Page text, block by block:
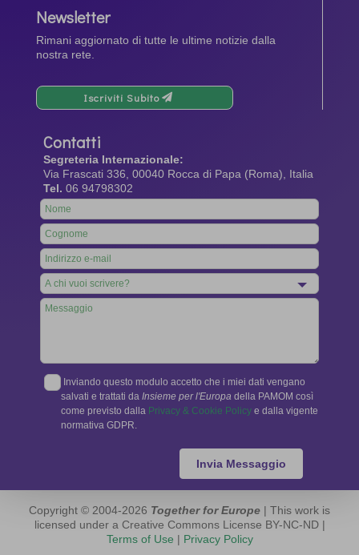
Newsletter
Rimani aggiornato di tutte le ultime notizie dalla
nostra rete.
Iscriviti Subito
Contatti
Segreteria Internazionale:
Via Frascati 336, 00040 Rocca di Papa (Roma), Italia
Tel. 06 94798302
Leave
this
field
blank
Inviando questo modulo accetto che i miei dati vengano
salvati e trattati da Insieme per l'Europa della PAMOM così
come previsto dalla Privacy & Cookie Policy e dalla vigente
normativa GDPR.
Invia Messaggio
Copyright © 2004-2026 Together for Europe | This work is
licensed under a Creative Commons License BY-NC-ND |
Terms of Use | Privacy Policy